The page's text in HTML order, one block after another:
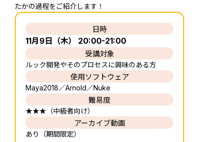
たかの過程をご紹介します！
日時
11月9日（木） 20:00-21:00
受講対象
ルック開発やそのプロセスに興味のある方
使用ソフトウェア
Maya2018／Arnold／Nuke
難易度
★★★（中級者向け）
アーカイブ動画
あり（期間限定）